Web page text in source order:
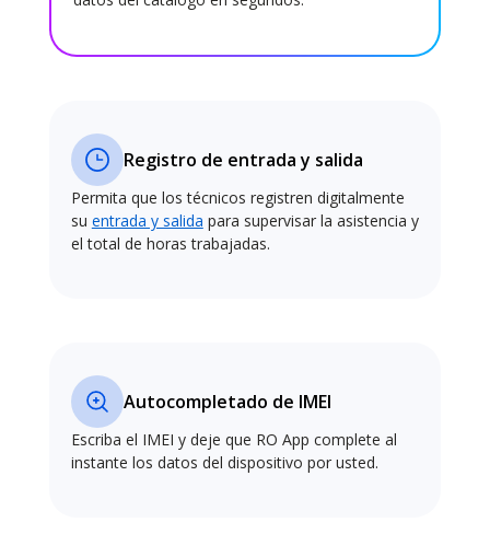
Registro de entrada y salida
Permita que los técnicos registren digitalmente
su entrada y salida para supervisar la asistencia y
el total de horas trabajadas.
Autocompletado de IMEI
Escriba el IMEI y deje que RO App complete al
instante los datos del dispositivo por usted.